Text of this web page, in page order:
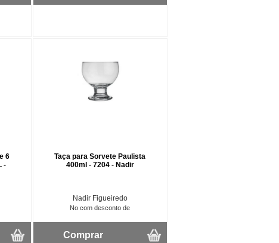
6
-
Taça para Sorvete Paulista
400ml - 7204 - Nadir
Nadir Figueiredo
No com desconto de
Comprar